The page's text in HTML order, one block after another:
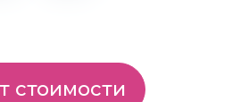
стоимости